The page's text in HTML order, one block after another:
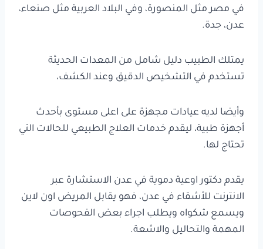
في مصر مثل المنصورة، وفي البلاد العربية مثل صنعاء،
عدن، جدة.
يمتلك الطبيب دليل شامل من المعدات الحديثة
تستخدم في التشخيص الدقيق وعند الكشف،
وأيضا لديه عيادات مجهزة على اعلى مستوى بأحدث
أجهزة طبية، ليقدم خدمات العلاج الطبيعي للحالات التي
تحتاج لها.
يقدم دكتور اوعية دموية في عدن الاستشارة عبر
الانترنت للأشقاء في عدن، فهو يقابل المريض اون لاين
ويسمع شكواه ويطلب اجراء بعض الفحوصات
المهمة والتحاليل والاشعة.